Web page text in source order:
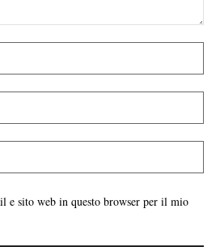
e sito web in questo browser per il mio